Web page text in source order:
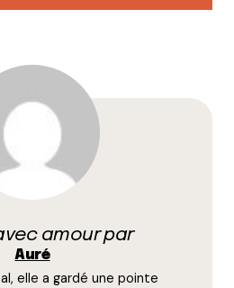
sera pas publiée.
indiqués avec
les nouveaux commentaires
amour par
Auré
elle a gardé une pointe